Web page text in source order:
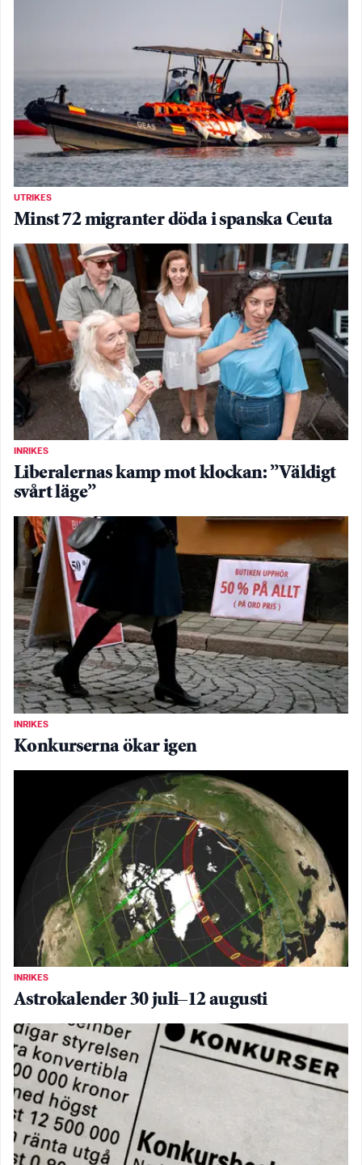
UTRIKES
Minst 72 migranter döda i spanska Ceuta
INRIKES
Liberalernas kamp mot klockan: ”Väldigt
svårt läge”
INRIKES
Konkurserna ökar igen
INRIKES
Astrokalender 30 juli–12 augusti